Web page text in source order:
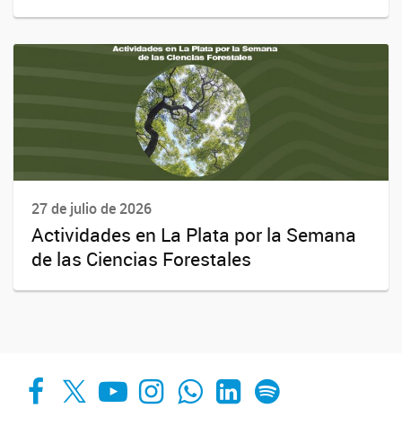
27 de julio de 2026
Actividades en La Plata por la Semana
de las Ciencias Forestales
Facebook
X YouTube
Instagram
Whats AppLinkedIn
Spotify